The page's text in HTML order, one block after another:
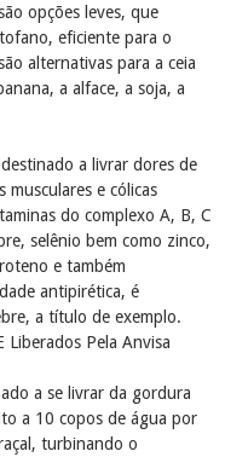
opções leves, que
eficiente para o
alternativas para a ceia
a alface, a soja, a
a livrar dores de
e cólicas
do complexo A, B, C
selênio bem como zinco,
e também
antipirética, é
a título de exemplo.
Liberados Pela Anvisa
a se livrar da gordura
a 10 copos de água por
turbinando o